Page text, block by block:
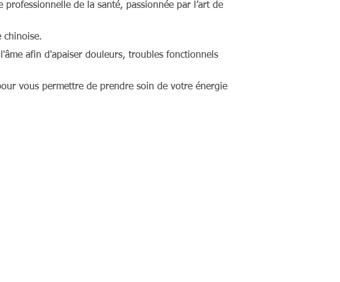
professionnelle de la santé, passionnée par l’art de
chinoise.
afin d'apaiser douleurs, troubles fonctionnels
vous permettre de prendre soin de votre énergie